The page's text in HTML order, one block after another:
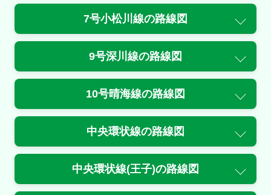
通行止・規制の情報はありません。
4号新宿線<上/三宅坂>
赤坂トンネル入口付近→三宅坂ＪＣＴ付近
原因
7号小松川線の路線図
9号深川線の路線図
10号晴海線の路線図
中央環状線の路線図
中央環状線(王子)の路線図